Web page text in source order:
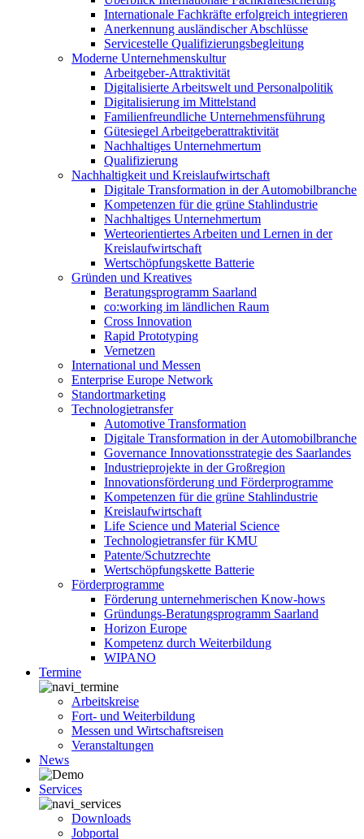
Internationale Fachkräfte erfolgreich integrieren
Anerkennung ausländischer Abschlüsse
Servicestelle Qualifizierungsbegleitung
Moderne Unternehmenskultur
Arbeitgeber-Attraktivität
Digitalisierte Arbeitswelt und Personalpolitik
Digitalisierung im Mittelstand
Familienfreundliche Unternehmensführung
Gütesiegel Arbeitgeberattraktivität
Nachhaltiges Unternehmertum
Qualifizierung
Nachhaltigkeit und Kreislaufwirtschaft
Digitale Transformation in der Automobilbranche
Kompetenzen für die grüne Stahlindustrie
Nachhaltiges Unternehmertum
Werteorientiertes Arbeiten und Lernen in der
Kreislaufwirtschaft
Wertschöpfungskette Batterie
Gründen und Kreatives
Beratungsprogramm Saarland
co:working im ländlichen Raum
Cross Innovation
Rapid Prototyping
Vernetzen
International und Messen
Enterprise Europe Network
Standortmarketing
Technologietransfer
Automotive Transformation
Digitale Transformation in der Automobilbranche
Governance Innovationsstrategie des Saarlandes
Industrieprojekte in der Großregion
Innovationsförderung und Förderprogramme
Kompetenzen für die grüne Stahlindustrie
Kreislaufwirtschaft
Life Science und Material Science
Technologietransfer für KMU
Patente/Schutzrechte
Wertschöpfungskette Batterie
Förderprogramme
Förderung unternehmerischen Know-hows
Gründungs-Beratungsprogramm Saarland
Horizon Europe
Kompetenz durch Weiterbildung
WIPANO
Termine
Arbeitskreise
Fort- und Weiterbildung
Messen und Wirtschaftsreisen
Veranstaltungen
News
Services
Downloads
Jobportal